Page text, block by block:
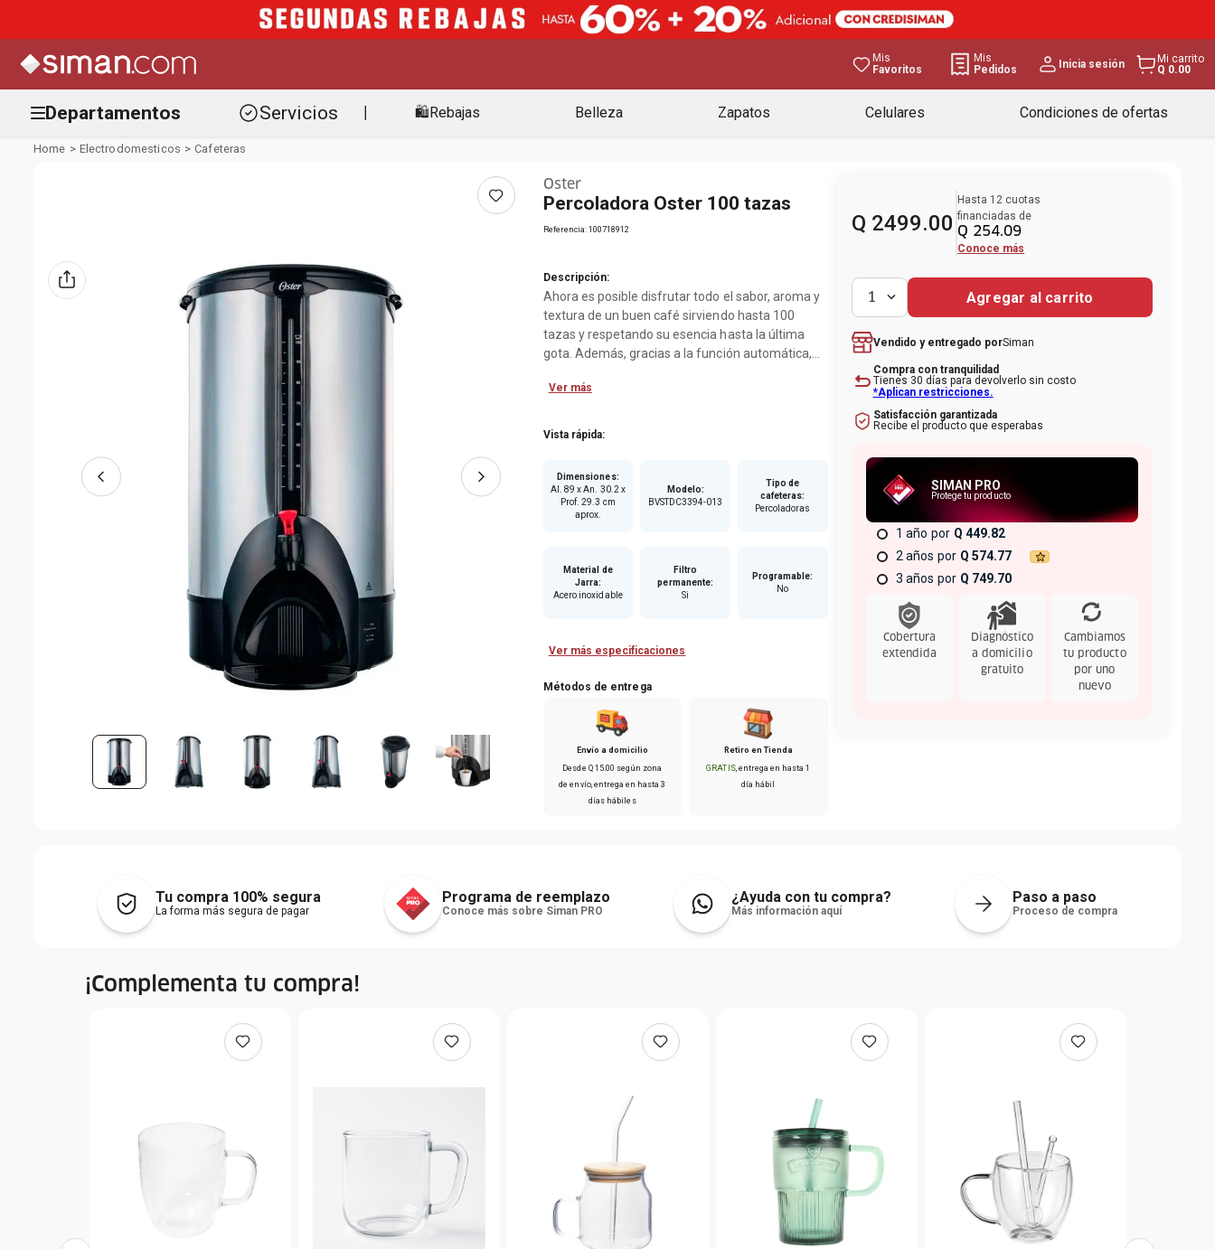
Mis
Favoritos
Mis
Pedidos
Inicia sesión
Mi carrito
Q 0.00
Departamentos Servicios 🛍️Rebajas Belleza Zapatos Celulares Condiciones de ofertas
Electrodomesticos Cafeteras
Oster
Percoladora Oster 100 tazas
Referencia: 100718912
Descripción:
Ahora es posible disfrutar todo el sabor, aroma y
textura de un buen café sirviendo hasta 100
tazas y respetando su esencia hasta la última
gota. Además, gracias a la función automática,
desees. Fabricado de acero inoxidable.
Ver más
Vista rápida:
Dimensiones:
Al. 89 x An. 30.2 x
Prof. 29.3 cm
aprox.
Modelo:
BVSTDC3394-013
Tipo de
cafeteras:
Percoladoras
Material de
Jarra:
Acero inoxidable
Filtro
permanente:
Si
Programable:
No
Ver más especificaciones
Métodos de entrega
Envío a domicilio
Desde Q 15. 00 según zona
de envío, entrega en hasta3
días hábiles
Retiro en Tienda
GRATIS, entrega en hasta1
día hábil
Q 2499.00
Hasta 12 cuotas
financiadas de
Q 254.09
Conoce más
1 Agregar al carrito
Vendido y entregado porSiman
Compra con tranquilidad
Tienes 30 días para devolverlo sin costo
*Aplican restricciones.
Satisfacción garantizada
Recibe el producto que esperabas
SIMAN PRO
Protege tu producto
1 año
Q 449.82
2 años
Q 574.77
3 años
Q 749.70
Cobertura
extendida
Diagnóstico
a domicilio
gratuito
Cambiamos
tu producto
por uno
nuevo
Tu compra 100% segura
La forma más segura de pagar
Programa de reemplazo
Conoce más sobre Siman PRO
¿Ayuda con tu compra?
Más información aquí
Paso a paso
Proceso de compra
¡Complementa tu compra!